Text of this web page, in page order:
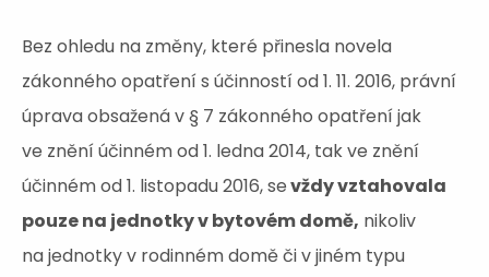
Bez ohledu na změny, které přinesla novela
zákonného opatření s účinností od 1. 11. 2016, právní
úprava obsažená v § 7 zákonného opatření jak
ve znění účinném od 1. ledna 2014, tak ve znění
účinném od 1. listopadu 2016, sevždy vztahovala
pouze na jednotky v bytovém domě, nikoliv
na jednotky v rodinném domě či v jiném typu